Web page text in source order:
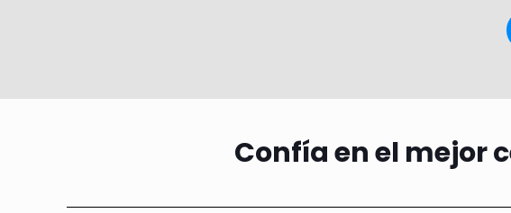
Confía en el mejor